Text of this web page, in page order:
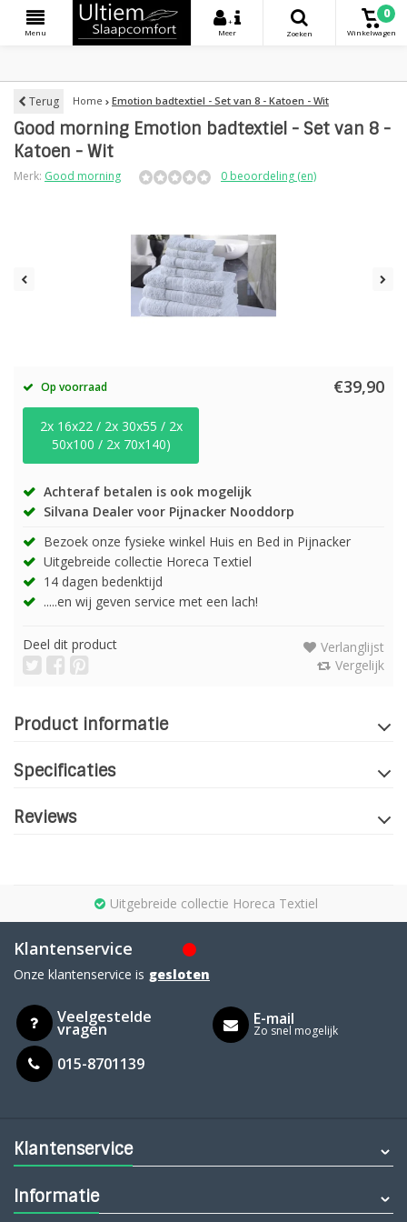
Menu
+
Meer
Zoeken
0
Winkelwagen
Terug Home Emotion badtextiel - Set van 8 - Katoen - Wit
Good morning Emotion badtextiel - Set van 8 -
Katoen - Wit
Merk: Good morning 0 beoordeling (en)
Op voorraad €39,90
2x 16x22 / 2x 30x55 / 2x
50x100 / 2x 70x140)
Achteraf betalen is ook mogelijk
Silvana Dealer voor Pijnacker Nooddorp
Bezoek onze fysieke winkel Huis en Bed in Pijnacker
Uitgebreide collectie Horeca Textiel
14 dagen bedenktijd
.....en wij geven service met een lach!
Deel dit product
Verlanglijst
Vergelijk
Product informatie
Specificaties
Reviews
Uitgebreide collectie Horeca Textiel
Klantenservice
Onze klantenservice is gesloten
Veelgestelde
vragen
015-8701139
E-mail
Zo snel mogelijk
Klantenservice
Informatie